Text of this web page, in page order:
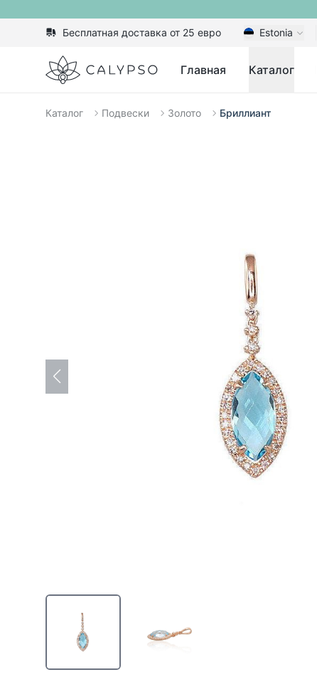
Бесплатная доставка от 25 евро Estonia
Calypso Главная Каталог
Каталог Подвески Золото Бриллиант